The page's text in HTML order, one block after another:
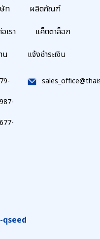
ท
ผลิตภัณฑ์
เรา
แค็ตตาล็อก
น แจ้งชำระเงิน
qseed